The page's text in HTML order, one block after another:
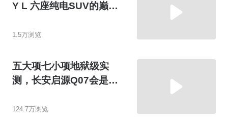
Y L 六座纯电SUV的巅峰
1.5万浏览
五大项七小项地狱级实
测，长安启源Q07会是同
124.7万浏览